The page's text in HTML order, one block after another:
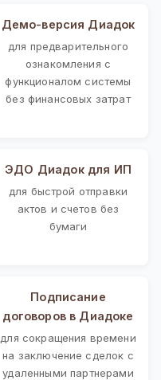
Демо-версия Диадок
для предварительного
ознакомления с
функционалом системы
без финансовых затрат
ЭДО Диадок для ИП
для быстрой отправки
актов и счетов без
бумаги
Подписание
договоров в Диадоке
для сокращения времени
на заключение сделок с
удаленными партнерами